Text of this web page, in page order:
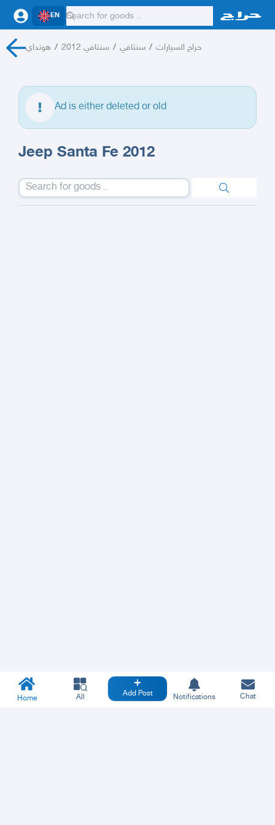
EN
هونداي / سنتافي 2012 / سنتافي / حراج السيارات
Ad is either deleted or old
Jeep Santa Fe 2012
Home All Add Post Notifications Chat